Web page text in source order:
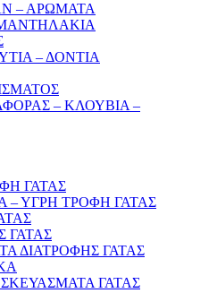
– ΑΡΩΜΑΤΑ
– ΔΟΝΤΙΑ
– ΚΛΟΥΒΙΑ –
ΓΑΤΑΣ
– ΥΓΡΗ ΤΡΟΦΗ ΓΑΤΑΣ
ΓΑΤΑΣ
ΔΙΑΤΡΟΦΗΣ ΓΑΤΑΣ
ΓΑΤΑΣ